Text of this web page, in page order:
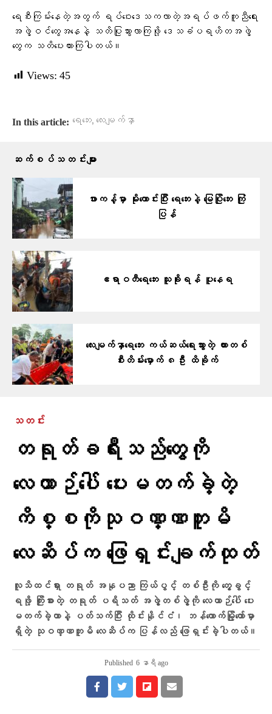
ရေစီးကြမ်းနေတဲ့အတွက် ရပ်ဝေးဒေသကလာတဲ့အရပ်ဖက်ကူညီရေး
အဖွဲ့ဝင်တွေအနေနဲ့ သတိပြုသွားလာကြဖို့ ဒေသခံပရဟိတအဖွဲ့
တွေက သတိပေးထားကြပါတယ်။
Views: 45
In this article: ရေဘေး, လေးမျက်နှာ
ဆက်စပ်သတင်းများ
ဖားကန့်မှာ မိုးကောင်းပြီး ရေဘေးနဲ့ မြေပြိုဘေး ကြုံ
ပြန်
ဧရာဝတီရေဘေး သူခိုးရန် ပူနေရ
လေးမျက်နှာရေဘေး ကယ်ဆယ်ရေးသွားတဲ့ ကားတစ်
စီးတိမ်းမှောက် ၈ဦး ထိခိုက်
သတင်း
တရုတ်ခရီးသည်တွေကို
လေယာဉ်ပေါ် ပေးမတက်ခဲ့တဲ့
ကိစ္စကိုသုဝဏ္ဏဘူမိ
လေဆိပ်က ဖြေရှင်းချက်ထုတ်
လူသိထင်ရှား တရုတ် အနုပညာ ကြယ်ပွင့် တစ်ဦးကို တွေ့ခွင့်
ရဖို့ ကြိုးစားတဲ့ တရုတ် ပရိသတ် အဖွဲ့တစ်ဖွဲ့ကို လေယာဉ်ပေါ် ပေး
မတက်ခဲ့တာနဲ့ ပတ်သက်ပြီး ထိုင်းနိုင်ငံ၊ ဘန်ကောက်မြို့တော်မှာ
ရှိတဲ့ သုဝဏ္ဏဘူမိ လေဆိပ်က ပြန်လည် ဖြေရှင်းခဲ့ပါတယ်။
Published 6 နာရီ ago